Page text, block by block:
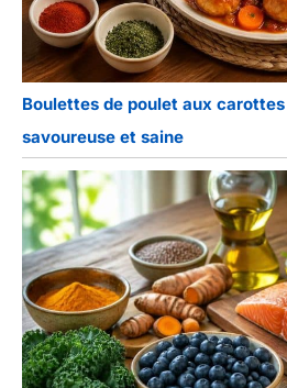
Boulettes de poulet aux
savoureuse et saine